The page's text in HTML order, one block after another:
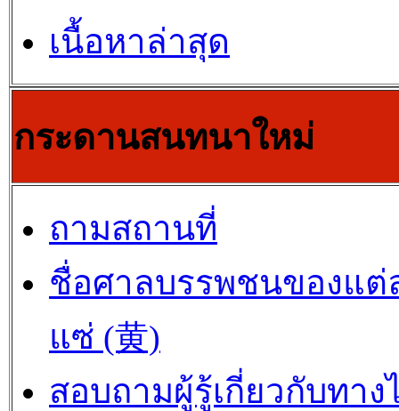
เนื้อหาล่าสุด
กระดานสนทนาใหม่
ถามสถานที่
ชื่อศาลบรรพชนของแต่
แซ่ (黄)
สอบถามผู้รู้เกี่ยวกับทาง